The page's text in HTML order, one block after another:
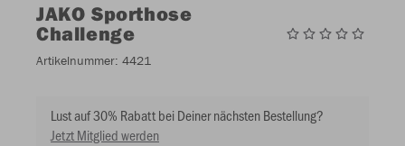
JAKO Sporthose
Challenge
Artikelnummer: 4421
Lust auf 30% Rabatt bei Deiner nächsten Bestellung?
Jetzt Mitglied werden